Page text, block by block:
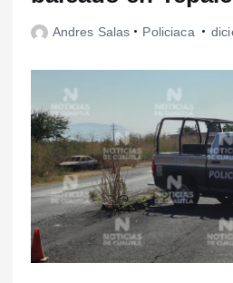
Andres Salas Policiaca